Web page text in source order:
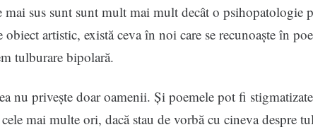
mai sus sunt sunt mult mai mult decât o psihopatologie
obiect artistic, există ceva în noi care se recunoaște în
tulburare bipolară.
nu privește doar oamenii. Și poemele pot fi
mai multe ori, dacă stau de vorbă cu cineva despre